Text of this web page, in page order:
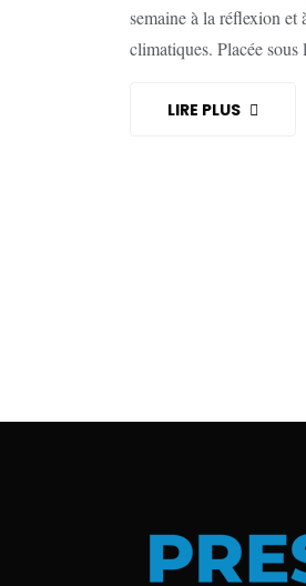
semaine à la réflexion et
climatiques. Placée sous
LIRE PLUS